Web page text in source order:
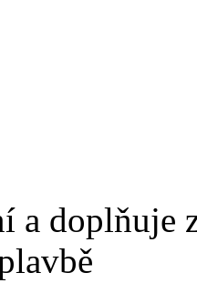
a doplňuje